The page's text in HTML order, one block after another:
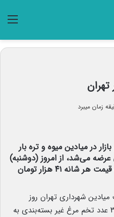
در میادین میوه و تره بار
۴۳ هزار تومان عرضه می‌شد، از امروز (دوشنبه)
با ۲ هزار تومان کاهش قیمت، به قیمت هر شانه ۴۱ هزار تومان
شهرداری تهران روز
دوشنبه اعلام کرد: هر شانه شامل ۳۰ عدد تخم مرغ غیر بسته‌بندی به